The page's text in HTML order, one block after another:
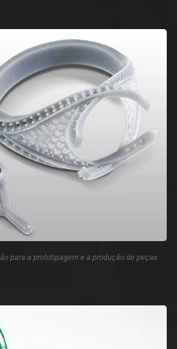
para a prototipagem e a produção de peças